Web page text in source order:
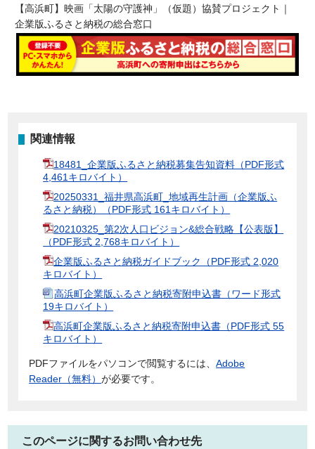
【高浜町】映画「太陽の守護神」（仮題）協賛プロジェクト｜
企業版ふるさと納税の総合窓口
関連情報
18481_企業版ふるさと納税募集告知資料（PDF形式
4,461キロバイト）
20250331_福井県高浜町_地域再生計画（企業版ふ
るさと納税）（PDF形式 161キロバイト）
20210325_第2次人口ビジョン&総合戦略【公表版】
（PDF形式 2,768キロバイト）
企業版ふるさと納税ガイドブック（PDF形式 2,020
キロバイト）
高浜町企業版ふるさと納税寄附申込書（ワード形式
19キロバイト）
高浜町企業版ふるさと納税寄附申込書（PDF形式 55
キロバイト）
PDFファイルをパソコンで閲覧するには、Adobe
Reader（無料）が必要です。
このページに関するお問い合わせ先